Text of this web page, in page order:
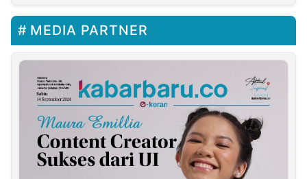
MEDIA PARTNER